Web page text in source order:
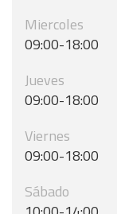
Miercoles
09:00-18:00
Jueves
09:00-18:00
Viernes
09:00-18:00
Sábado